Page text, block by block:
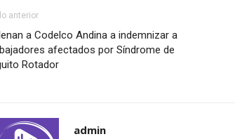
anterior
a Codelco Andina a indemnizar a
afectados por Síndrome de
Rotador
admin